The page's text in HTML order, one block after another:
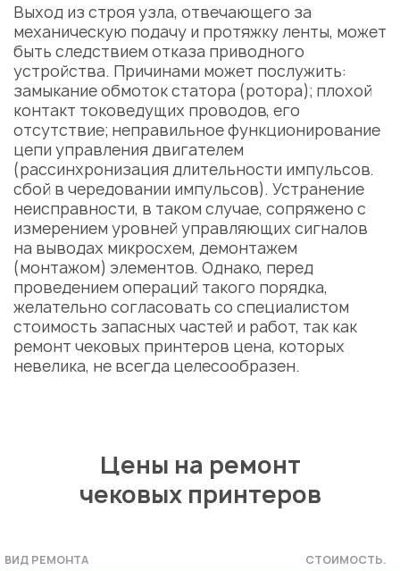
Выход из строя узла, отвечающего за
механическую подачу и протяжку ленты, может
быть следствием отказа приводного
устройства. Причинами может послужить:
замыкание обмоток статора (ротора); плохой
контакт токоведущих проводов, его
отсутствие; неправильное функционирование
цепи управления двигателем
(рассинхронизация длительности импульсов.
сбой в чередовании импульсов). Устранение
неисправности, в таком случае, сопряжено с
измерением уровней управляющих сигналов
на выводах микросхем, демонтажем
(монтажом) элементов. Однако, перед
проведением операций такого порядка,
желательно согласовать со специалистом
стоимость запасных частей и работ, так как
ремонт чековых принтеров цена, которых
невелика, не всегда целесообразен.
Цены на ремонт
чековых принтеров
ВИД РЕМОНТА СТОИМОСТЬ.